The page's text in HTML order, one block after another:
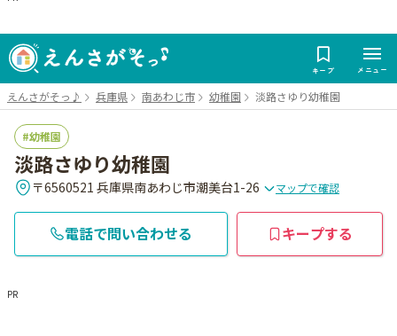
キープ メニュー
えんさがそっ♪ 兵庫県 南あわじ市 幼稚園 淡路さゆり幼稚園
幼稚園
淡路さゆり幼稚園
〒6560521 兵庫県南あわじ市潮美台1-26 マップで確認
電話で問い合わせる キープする
PR